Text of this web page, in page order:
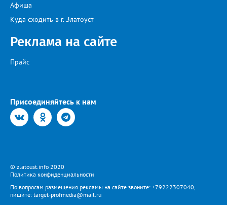
Афиша
Куда сходить в г. Златоуст
Реклама на сайте
Прайс
Присоединяйтесь к нам
© zlatoust.info 2020
Политика конфиденциальности
По вопросам размещения рекламы на сайте звоните: +79222307040,
пишите: target-profmedia@mail.ru